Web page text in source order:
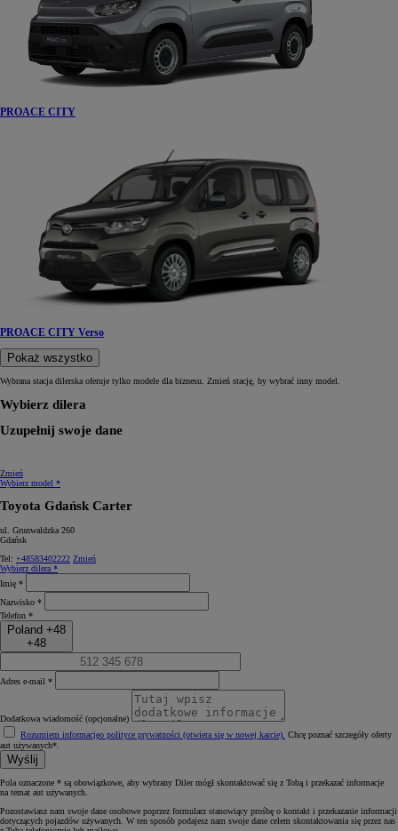
PROACE CITY
PROACE CITY Verso
Pokaż wszystko
Wybrana stacja dilerska oferuje tylko modele dla biznesu. Zmień stację, by wybrać inny model.
Wybierz dilera
Uzupełnij swoje dane
Zmień
Wybierz model *
Toyota Gdańsk Carter
ul. Grunwaldzka 260
Gdańsk
Tel: +48583402222 Zmień
Wybierz dilera *
Imię *
Nazwisko *
Telefon *
Poland +48
+48
Adres e-mail *
Dodatkowa wiadomość (opcjonalne)
Rozumiem informacjęo polityce prywatności (otwiera się w nowej karcie) Chcę poznać szczegóły oferty
aut używanych*.
Wyślij
Pola oznaczone * są obowiązkowe, aby wybrany Diler mógł skontaktować się z Tobą i przekazać informacje
na temat aut używanych.
Pozostawiasz nam swoje dane osobowe poprzez formularz stanowiący prośbę o kontakt i przekazanie informacji
dotyczących pojazdów używanych. W ten sposób podajesz nam swoje dane celem skontaktowania się przez nas